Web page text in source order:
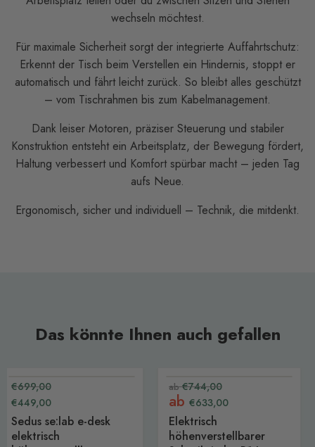
wechseln möchtest.
Für maximale Sicherheit sorgt der integrierte Auffahrtschutz:
Erkennt der Tisch beim Verstellen ein Hindernis, stoppt er
automatisch und fährt leicht zurück. So bleibt alles geschützt
– vom Tischrahmen bis zum Kabelmanagement.
Dank leiser Motoren, präziser Steuerung und stabiler
Konstruktion entsteht ein Arbeitsplatz, der Bewegung fördert,
Haltung verbessert und Komfort spürbar macht – jeden Tag
aufs Neue.
Ergonomisch, sicher und individuell – Technik, die mitdenkt.
Das könnte Ihnen auch gefallen
Sedus
se:lab
e-
desk
elektrisch
höhenverstellbarer
Ursprünglicher
Preis
€699,00
Aktueller
Preis
€449,00
Sedus se:lab e-desk
elektrisch
Express - Neu
Elektrisch
höhenverstellbarer
Schreibtisch
R1
Joy
Ursprünglicher
Preis
ab€744,00
ab €633,00
Elektrisch
höhenverstellbarer